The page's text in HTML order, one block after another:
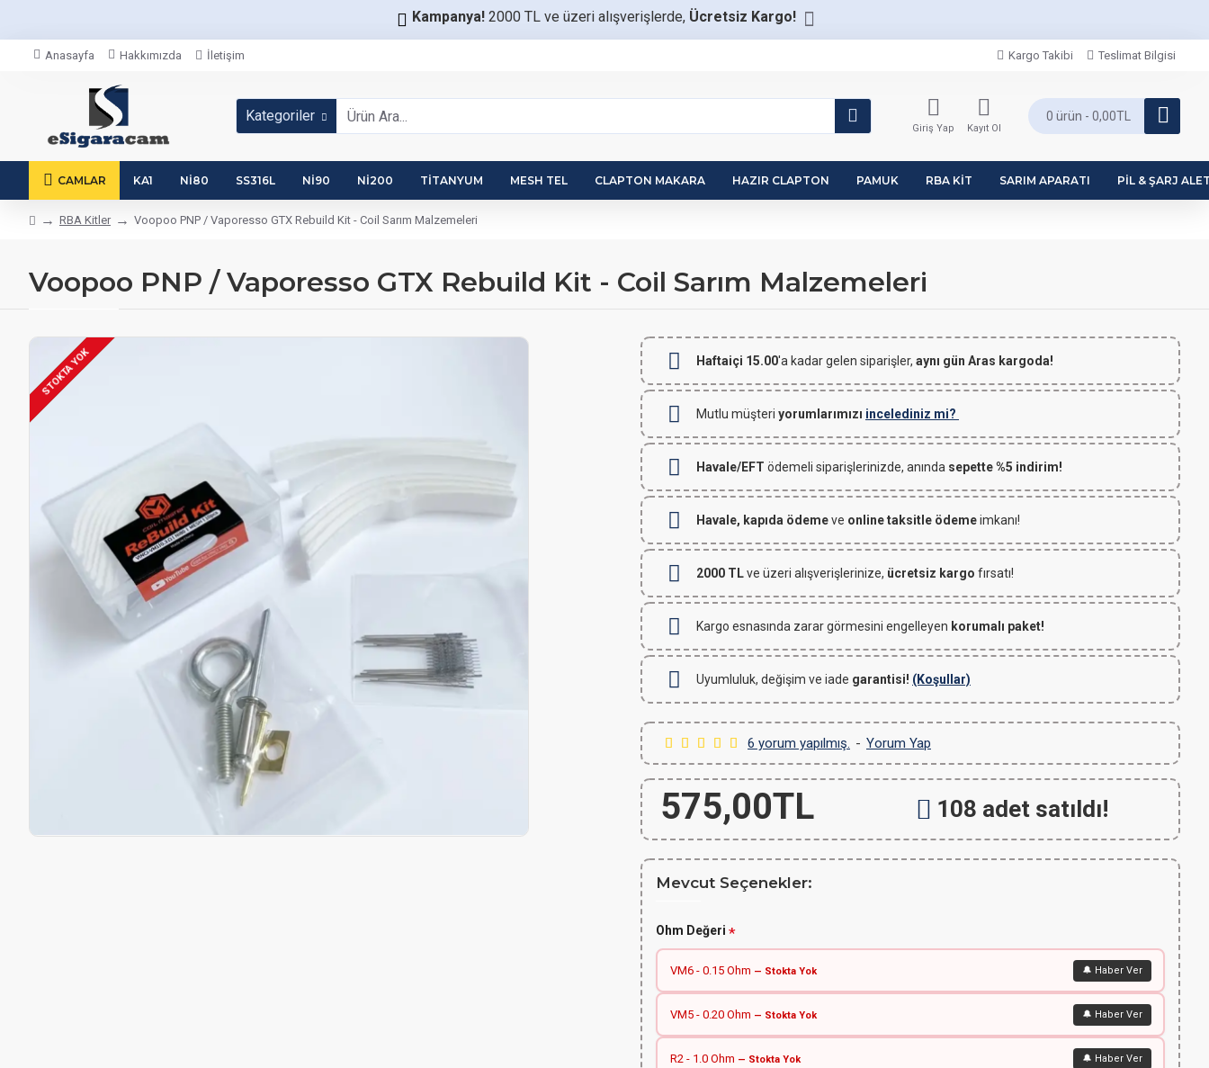
Kampanya! 2000 TL ve üzeri alışverişlerde, Ücretsiz Kargo!
Anasayfa Hakkımızda İletişim Kargo Takibi Teslimat Bilgisi
Kategoriler
Giriş Yap Kayıt Ol
0 ürün - 0,00TL
CAMLAR KA1 NI80 SS316L NI90 NI200 TITANYUM MESH TEL CLAPTON MAKARA HAZIR CLAPTON PAMUK RBA KIT SARIM APARATI PIL & ŞARJ
RBA Kitler Voopoo PNP / Vaporesso GTX Rebuild Kit - Coil Sarım Malzemeleri
Voopoo PNP / Vaporesso GTX Rebuild Kit - Coil Sarım Malzemeleri
STOKTA VAR
STOKTA YOK Haftaiçi 15.00'a kadar gelen siparişler, aynı gün Aras kargoda!
Mutlu müşteri yorumlarımızı incelediniz mi?
Havale/EFT ödemeli siparişlerinizde, anında sepette %5 indirim!
Havale, kapıda ödemeve online taksitle ödemeimkanı!
2000 TLve üzeri alışverişlerinize, ücretsiz kargo fırsatı!
Kargo esnasında zarar görmesini engelleyen korumalı paket!
Uyumluluk, değişim ve iade garantisi! (Koşullar)
6 yorum yapılmış. - Yorum Yap
575,00TL 108 adet satıldı!
Mevcut Seçenekler:
Ohm Değeri
VM6 - 0.15 Ohm — Stokta Yok 🔔 Haber Ver
VM5 - 0.20 Ohm — Stokta Yok 🔔 Haber Ver
R2 - 1.0 Ohm — Stokta Yok 🔔 Haber Ver